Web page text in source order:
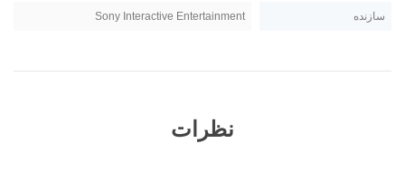
سازنده Sony Interactive Entertainment
نظرات